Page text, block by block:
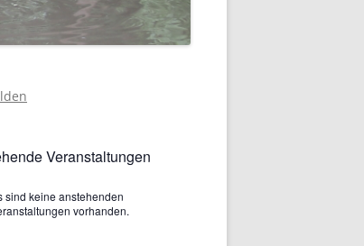
Veranstaltungen
sind keine anstehenden
vorhanden.